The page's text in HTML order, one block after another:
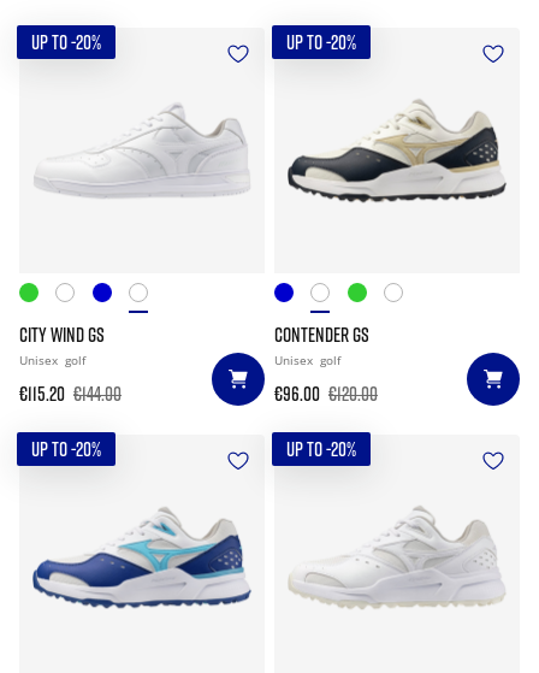
UP TO -20%
CITY WIND GS
Unisex golf
€115.20 €144.00
UP TO -20%
CONTENDER GS
Unisex golf
€96.00 €120.00
UP TO -20% UP TO -20%